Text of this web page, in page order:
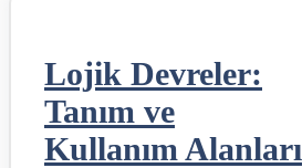
Lojik Devreler:
Tanım ve
Kullanım Alanları